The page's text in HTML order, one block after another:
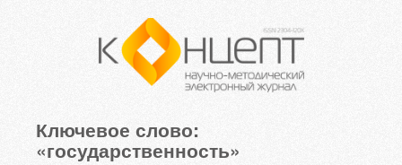
Ключевое слово:
«государственность»